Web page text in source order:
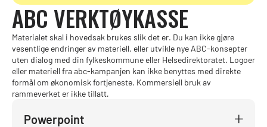
ABC VERKTØYKASSE
Materialet skal i hovedsak brukes slik det er. Du kan ikke gjøre
vesentlige endringer av materiell, eller utvikle nye ABC-konsepter
uten dialog med din fylkeskommune eller Helsedirektoratet. Logoer
eller materiell fra abc-kampanjen kan ikke benyttes med direkte
formål om økonomisk fortjeneste. Kommersiell bruk av
rammeverket er ikke tillatt.
Powerpoint